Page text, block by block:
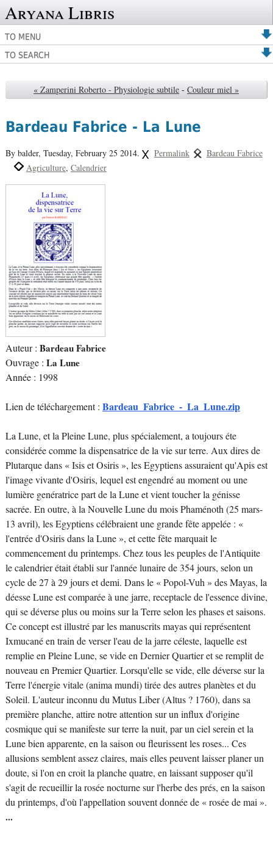
Aryana Libris
TO MENU
TO SEARCH
« Zamperini Roberto - Physiologie subtile - Couleur miel »
Bardeau Fabrice - La Lune
By balder, Tuesday, February 25 2014. Permalink
Bardeau Fabrice
Agriculture Calendrier
Auteur : Bardeau Fabrice
Ouvrage : La Lune
Année : 1998
Lien de téléchargement : Bardeau_Fabrice_-_La_Lune.zip
La Lune, et la Pleine Lune, plus spécialement, a toujours éte
considérée comme la dispensatrice de la vie sur terre. Aux dires de
Plutarque dans « Isis et Osiris », les Egyptiens assuraient qu'Apis est
l'image vivante d'Osiris, lequel est engendré au moment ou une
lumière genératrice part de la Lune et vient toucher la génisse
sacrée. En outre, à la Nouvelle Lune du mois Phaménoth (25 mars-
13 avril), les Egyptiens célébraient une grande fête appelée : «
l'entrée d'Osiris dans la Lune », et cette fête marquait le
commencement du printemps. Chez tous les peuples de l'Antiquite
le calendrier était établi sur l'année lunaire de 354 jours, selon un
cycle de 27 à 29 jours et demi. Dans le « Popol-Vuh » des Mayas, la
déesse Lune est comparée à une jarre, receptacle de l'essence divine,
qui se déverse plus ou moins sur la Terre selon les phases et saisons.
Ce concept est illustré par les manuscrits mayas qui représentent
Ixmucané en train de verser l'eau de la jarre céleste, laquelle est
remplie en Pleine Lune, se vide en Dernier Quartier et se remplit de
nouveau en Premier Quartier. Lorsqu'elle se vide, elle déverse sur la
Terre l'énergie vitale (anima mundi) tirée des autres planètes et du
Soleil. L'auteur inconnu du Mutus Liber (Altus ? 1760), dans sa
première planche, attire notre attention sur un influx d'origine
cosmique qui se manifeste sur terre la nuit, par un ciel serein et la
Lune bien apparente, en la saison ou fleurissent les roses... Ces
allusions semblent assez claires, mais elles peuvent laisser planer un
doute, si l'on en croit la planche quatre, en laissant supposer qu'il
s'agit de recueillir la rosée nocturne sur l'herbe des prés, en la saison
du printemps, d'où l'appellation souvent donnée de « rosée de mai ».
...